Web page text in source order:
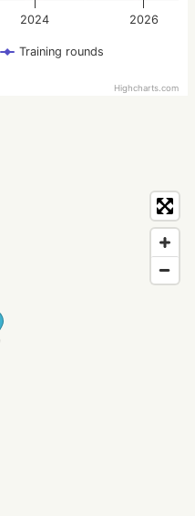
Training rounds
2024 2026
Highcharts.com